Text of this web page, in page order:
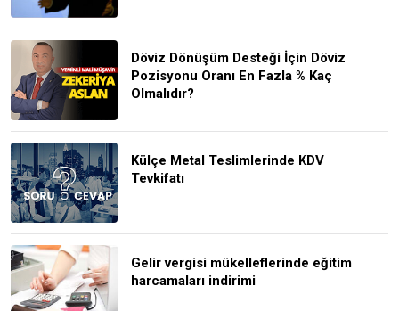
Döviz Dönüşüm Desteği İçin Döviz
Pozisyonu Oranı En Fazla % Kaç
Olmalıdır?
Külçe Metal Teslimlerinde KDV
Tevkifatı
Gelir vergisi mükelleflerinde eğitim
harcamaları indirimi